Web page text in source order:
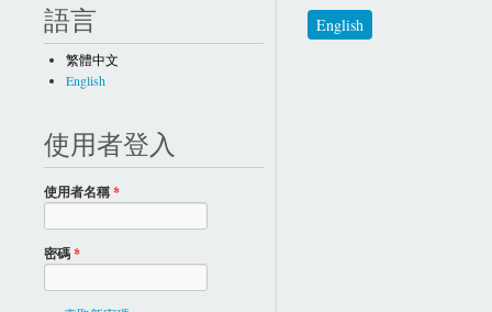
語言
繁體中文
English
使用者登入
使用者名稱*
密碼*
English